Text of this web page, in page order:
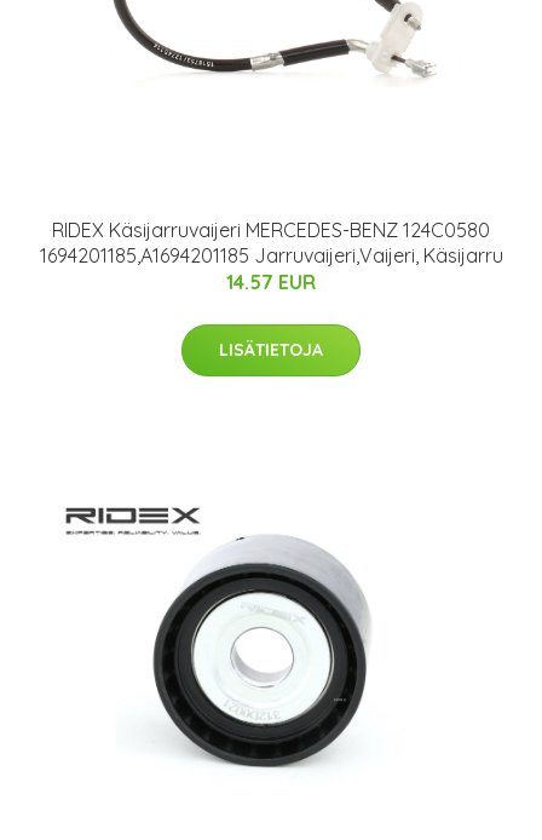
RIDEX Käsijarruvaijeri MERCEDES-BENZ 124C0580
1694201185,A1694201185 Jarruvaijeri,Vaijeri, Käsijarru
14.57 EUR
LISÄTIETOJA